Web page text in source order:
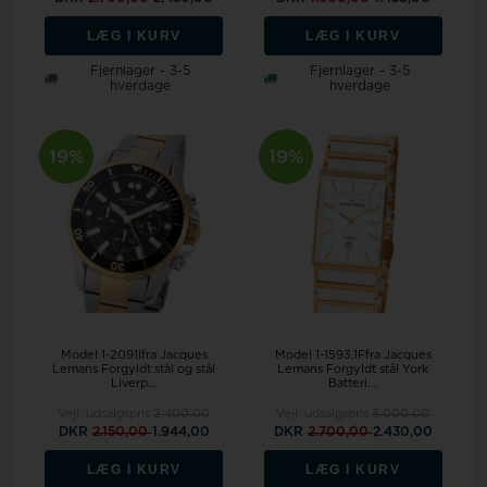
LÆG I KURV
Fjernlager - 3-5
hverdage
LÆG I KURV
Fjernlager - 3-5
hverdage
19%
Model 1-2091Ifra Jacques
Lemans Forgyldt stål og stål
Liverp...
DKR 2.150,001.944,00
LÆG I KURV
19%
Model 1-1593.1Ffra Jacques
Lemans Forgyldt stål York
Batteri...
DKR 2.700,002.430,00
LÆG I KURV